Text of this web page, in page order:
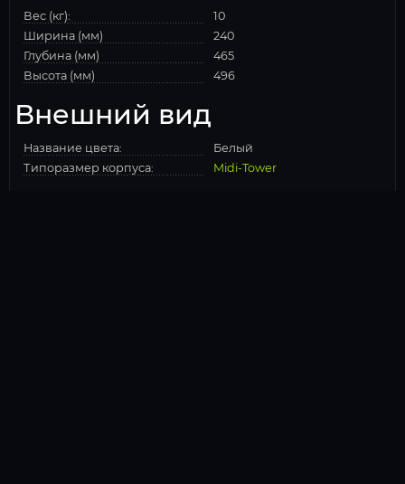
Вес (кг):
10
Ширина (мм)
240
Глубина (мм)
465
Высота (мм)
496
Внешний вид
Название цвета:
Белый
Типоразмер корпуса:
Midi-Tower